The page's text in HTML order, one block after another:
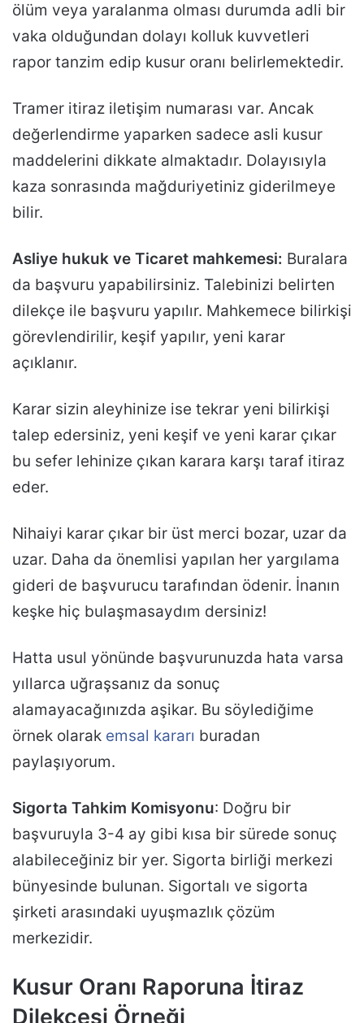
ölüm veya yaralanma olması durumda adli bir
vaka olduğundan dolayı kolluk kuvvetleri
rapor tanzim edip kusur oranı belirlemektedir.
Tramer itiraz iletişim numarası var. Ancak
değerlendirme yaparken sadece asli kusur
maddelerini dikkate almaktadır. Dolayısıyla
kaza sonrasında mağduriyetiniz giderilmeye
bilir.
Asliye hukuk ve Ticaret mahkemesi: Buralara
da başvuru yapabilirsiniz. Talebinizi belirten
dilekçe ile başvuru yapılır. Mahkemece bilirkişi
görevlendirilir, keşif yapılır, yeni karar
açıklanır.
Karar sizin aleyhinize ise tekrar yeni bilirkişi
talep edersiniz, yeni keşif ve yeni karar çıkar
bu sefer lehinize çıkan karara karşı taraf itiraz
eder.
Nihaiyi karar çıkar bir üst merci bozar, uzar da
uzar. Daha da önemlisi yapılan her yargılama
gideri de başvurucu tarafından ödenir. İnanın
keşke hiç bulaşmasaydım dersiniz!
Hatta usul yönünde başvurunuzda hata varsa
yıllarca uğraşsanız da sonuç
alamayacağınızda aşikar. Bu söylediğime
örnek olarak emsal kararı buradan
paylaşıyorum.
Sigorta Tahkim Komisyonu: Doğru bir
başvuruyla 3-4 ay gibi kısa bir sürede sonuç
alabileceğiniz bir yer. Sigorta birliği merkezi
bünyesinde bulunan. Sigortalı ve sigorta
şirketi arasındaki uyuşmazlık çözüm
merkezidir.
Kusur Oranı Raporuna İtiraz
Dilekçesi Örneği